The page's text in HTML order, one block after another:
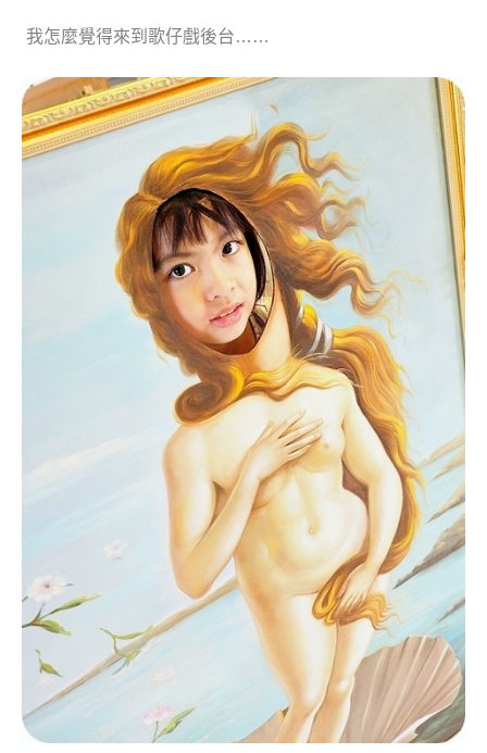
我怎麼覺得來到歌仔戲後台……